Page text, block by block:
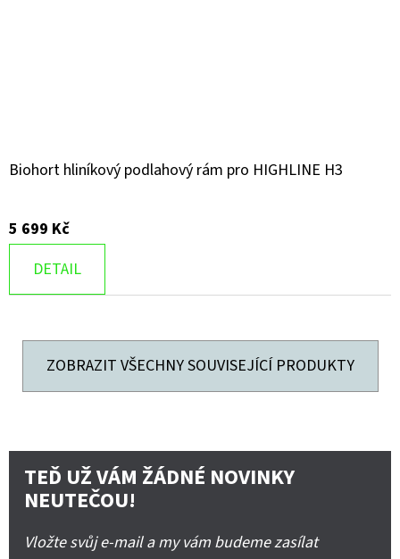
Biohort hliníkový podlahový rám pro HIGHLINE H3
5 699 Kč
DETAIL
ZOBRAZIT VŠECHNY SOUVISEJÍCÍ PRODUKTY
TEĎ UŽ VÁM ŽÁDNÉ NOVINKY
NEUTEČOU!
Vložte svůj e-mail a my vám budeme zasílat